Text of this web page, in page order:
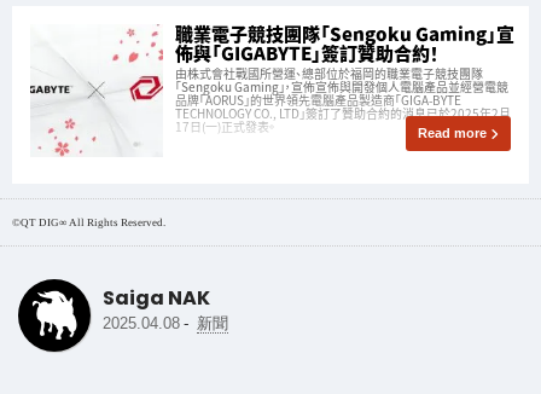
職業電子競技團隊「Sengoku Gaming」宣
佈與「GIGABYTE」簽訂贊助合約！
由株式會社戰國所營運、總部位於福岡的職業電子競技團隊
「Sengoku Gaming」，宣佈宣佈與開發個人電腦產品並經營電競
品牌「AORUS」的世界領先電腦產品製造商「GIGA-BYTE
TECHNOLOGY CO., LTD」簽訂了贊助合約的消息已於2025年2月
17日(一)正式發表。 Read more
©QT DIG∞ All Rights Reserved.
Saiga NAK
2025.04.08 - 新聞